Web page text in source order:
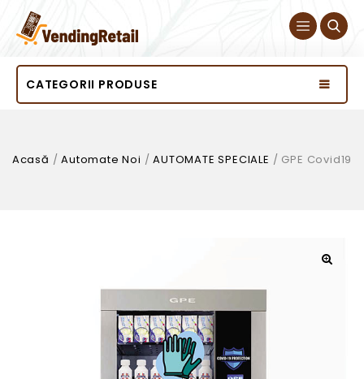
CATEGORII PRODUSE
Acasă /Automate Noi /AUTOMATE SPECIALE / GPE Covid19